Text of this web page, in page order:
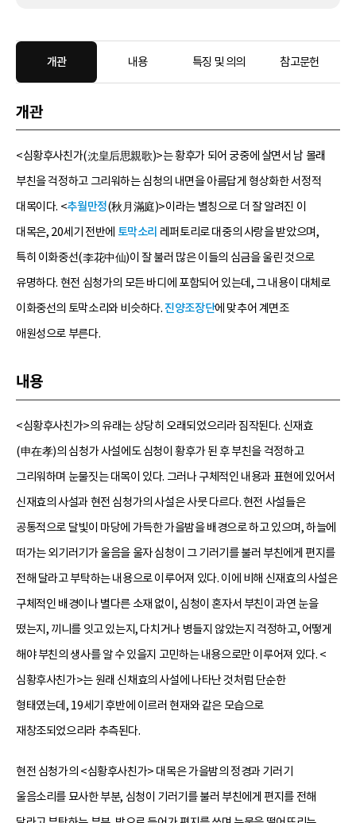
개관 내용 특징 및 의의 참고문헌
개관
<심황후사친가(沈皇后思親歌)>는 황후가 되어 궁중에 살면서 남 몰래
부친을 걱정하고 그리워하는 심청의 내면을 아름답게 형상화한 서정적
대목이다. <추월만정(秋月滿庭)>이라는 별칭으로 더 잘 알려진 이
대목은, 20세기 전반에 토막소리 레퍼토리로 대중의 사랑을 받았으며,
특히 이화중선(李花中仙)이 잘 불러 많은 이들의 심금을 울린 것으로
유명하다. 현전 심청가의 모든 바디에 포함되어 있는데, 그 내용이 대체로
이화중선의 토막소리와 비슷하다.진양조장단에 맞추어 계면조
애원성으로 부른다.
내용
<심황후사친가>의 유래는 상당히 오래되었으리라 짐작된다. 신재효
(申在孝)의 심청가 사설에도 심청이 황후가 된 후 부친을 걱정하고
그리워하며 눈물짓는 대목이 있다. 그러나 구체적인 내용과 표현에 있어서
신재효의 사설과 현전 심청가의 사설은 사뭇 다르다. 현전 사설들은
공통적으로 달빛이 마당에 가득한 가을밤을 배경으로 하고 있으며, 하늘에
떠가는 외기러기가 울음을 울자 심청이 그 기러기를 불러 부친에게 편지를
전해 달라고 부탁하는 내용으로 이루어져 있다. 이에 비해 신재효의 사설은
구체적인 배경이나 별다른 소재 없이, 심청이 혼자서 부친이 과연 눈을
떴는지, 끼니를 잇고 있는지, 다치거나 병들지 않았는지 걱정하고, 어떻게
해야 부친의 생사를 알 수 있을지 고민하는 내용으로만 이루어져 있다. <
심황후사친가>는 원래 신채효의 사설에 나타난 것처럼 단순한
형태였는데, 19세기 후반에 이르러 현재와 같은 모습으로
재창조되었으리라 추측된다.
현전 심청가의 <심황후사친가> 대목은 가을밤의 정경과 기러기
울음소리를 묘사한 부분, 심청이 기러기를 불러 부친에게 편지를 전해